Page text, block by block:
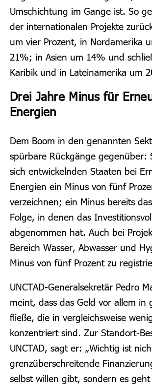
Umschichtung im Gange ist. So
der internationalen Projekte
um vier Prozent, in Nordamerika
21%; in Asien um 14% und
Karibik und in Lateinamerika um
Drei Jahre Minus für
Energien
Dem Boom in den genannten
spürbare Rückgänge gegenüber:
sich entwickelnden Staaten bei
Energien ein Minus von fünf
verzeichnen; ein Minus bereits
Folge, in denen das
abgenommen hat. Auch bei
Bereich Wasser, Abwasser und
Minus von fünf Prozent zu
UNCTAD-Generalsekretär Pedro
meint, dass das Geld vor allem in
fließe, die in vergleichsweise
konzentriert sind. Zur Standort-
UNCTAD, sagt er: „Wichtig ist
grenzüberschreitende
selbst willen gibt, sondern es